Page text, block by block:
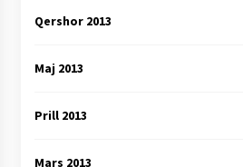
Qershor 2013
Maj 2013
Prill 2013
Mars 2013